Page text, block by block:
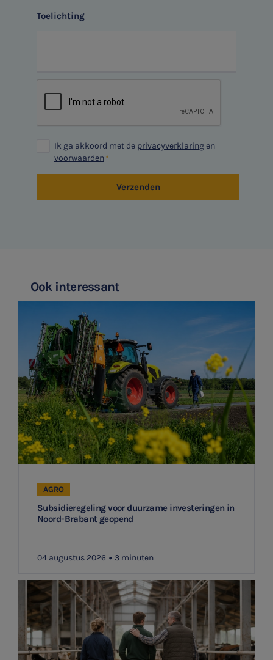
Agro
Vacatures
Aanmelden
Toelichting
Ik ga akkoord met de privacyverklaringen
voorwaarden
Verzenden
Ook interessant
Subsidieregeling voor duurzame investeringen in
Noord-Brabant geopend
AGRO
04 augustus 2026 3 minuten